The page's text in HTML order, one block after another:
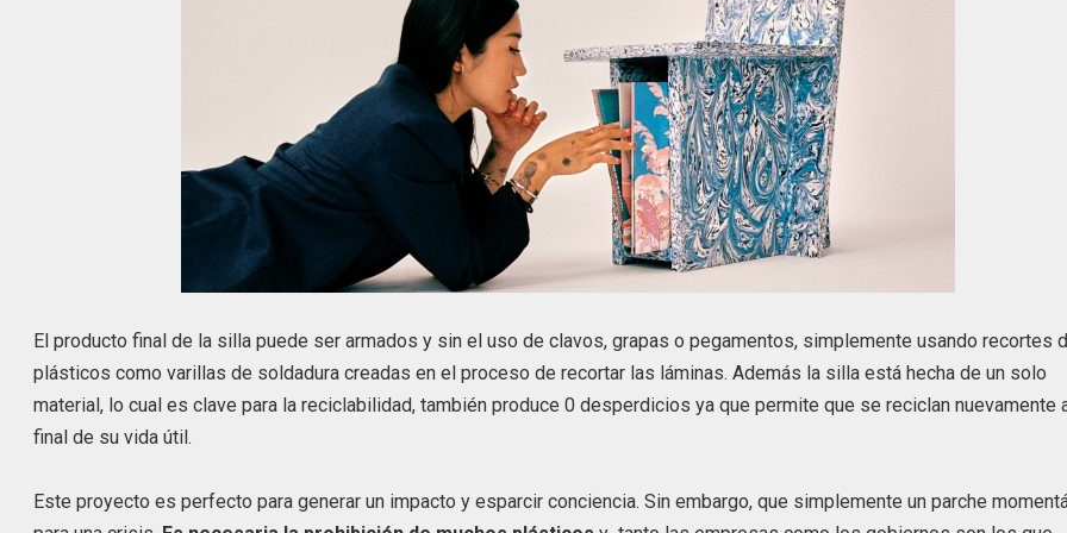
El producto final de la silla puede ser armados y sin el uso de clavos, grapas o pegamentos, simplemente usando recortes
plásticos como varillas de soldadura creadas en el proceso de recortar las láminas. Además la silla está hecha de un solo
material, lo cual es clave para la reciclabilidad, también produce 0 desperdicios ya que permite que se reciclan nuevamente
final de su vida útil.
Este proyecto es perfecto para generar un impacto y esparcir conciencia. Sin embargo, que simplemente un parche